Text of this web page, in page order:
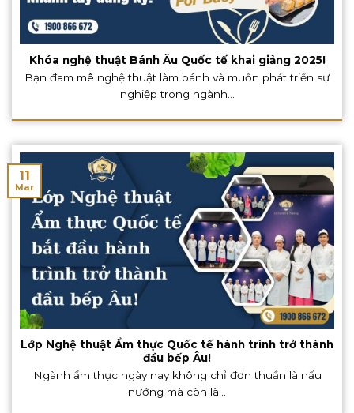
Khóa nghệ thuật Bánh Âu Quốc tế khai giảng 2025!
Bạn đam mê nghệ thuật làm bánh và muốn phát triển sự
nghiệp trong ngành...
Lớp Nghệ thuật Ẩm thực Quốc tế hành trình trở thành
đầu bếp Âu!
Ngành ẩm thực ngày nay không chỉ đơn thuần là nấu
nướng mà còn là...
11
Mar